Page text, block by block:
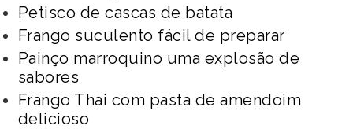
Petisco de cascas de batata
Frango suculento fácil de preparar
Painço marroquino uma explosão de
sabores
Frango Thai com pasta de amendoim
delicioso